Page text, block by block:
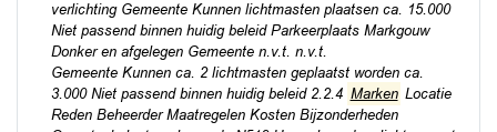
verlichting Gemeente Kunnen lichtmasten plaatsen ca. 15.000
Niet passend binnen huidig beleid Parkeerplaats Markgouw
Donker en afgelegen Gemeente n.v.t. n.v.t.
Gemeente Kunnen ca. 2 lichtmasten geplaatst worden ca.
3.000 Niet passend binnen huidig beleid 2.2.4 Marken Locatie
Reden Beheerder Maatregelen Kosten Bijzonderheden